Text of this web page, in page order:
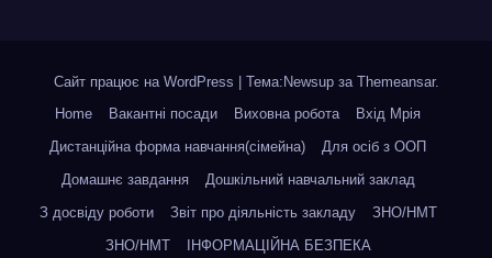
Сайт працює на WordPress Тема:Newsup за Themeansar.
Home
Вакантні посади Виховна робота
Вхід Мрія
Дистанційна форма навчання(сімейна)
Для осіб з ООП
Домашнє завдання
Дошкільний навчальний заклад
З досвіду роботи
Звіт про діяльність закладу
ЗНО/НМТ
ЗНО/НМТ
ІНФОРМАЦІЙНА БЕЗПЕКА